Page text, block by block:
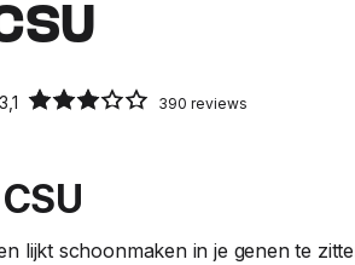
3,1 390 reviews
lijkt schoonmaken in je genen te